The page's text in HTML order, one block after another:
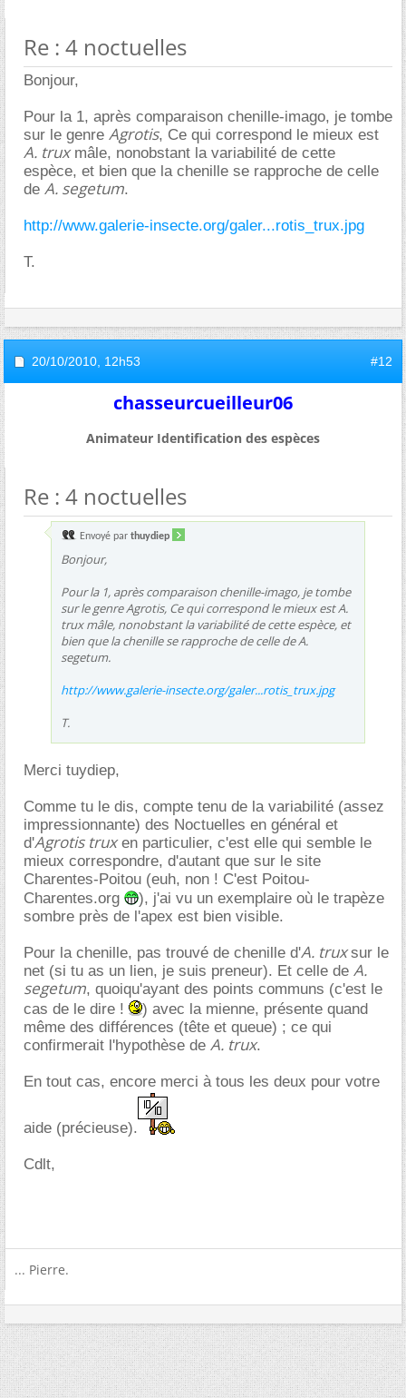
Re : 4 noctuelles
Bonjour,
Pour la 1, après comparaison chenille-imago, je tombe
sur le genre Agrotis, Ce qui correspond le mieux est
A. truxmâle, nonobstant la variabilité de cette
espèce, et bien que la chenille se rapproche de celle
de A. segetum.
http://www.galerie-insecte.org/galer...rotis_trux.jpg
T.
20/10/2010, 12h53 #12
chasseurcueilleur06
Animateur Identification des espèces
Re : 4 noctuelles
Envoyé par thuydiep
Bonjour,
Pour la 1, après comparaison chenille-imago, je tombe
sur le genreAgrotis, Ce qui correspond le mieux estA.
truxmâle, nonobstant la variabilité de cette espèce, et
bien que la chenille se rapproche de celle deA.
segetum.
http://www.galerie-insecte.org/galer...rotis_trux.jpg
T.
Merci tuydiep,
Comme tu le dis, compte tenu de la variabilité (assez
impressionnante) des Noctuelles en général et
d'Agrotis truxen particulier, c'est elle qui semble le
mieux correspondre, d'autant que sur le site
Charentes-Poitou (euh, non ! C'est Poitou-
Charentes.org
), j'ai vu un exemplaire où le trapèze
sombre près de l'apex est bien visible.
Pour la chenille, pas trouvé de chenille d'A. truxsur le
net (si tu as un lien, je suis preneur). Et celle de A.
segetum, quoiqu'ayant des points communs (c'est le
cas de le dire !
) avec la mienne, présente quand
même des différences (tête et queue) ; ce qui
confirmerait l'hypothèse de A. trux.
En tout cas, encore merci à tous les deux pour votre
aide (précieuse).
Cdlt,
... Pierre.